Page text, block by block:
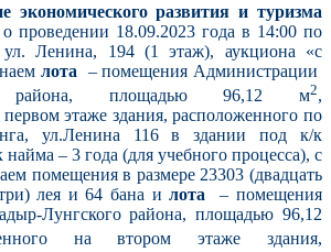
экономического развития и туризма
о проведении 18.09.2023 года в 14:00 по
Ленина, 194 (1 этаж), аукциона «с
лота – помещения Администрации
района, площадью 96,12 м2,
этаже здания, расположенного по
ул.Ленина 116 в здании под к/к
найма – 3 года (для учебного процесса), с
помещения в размере 23303 (двадцать
лея и 64 бана илота– помещения
Лунгского района, площадью 96,12
на втором этаже здания,